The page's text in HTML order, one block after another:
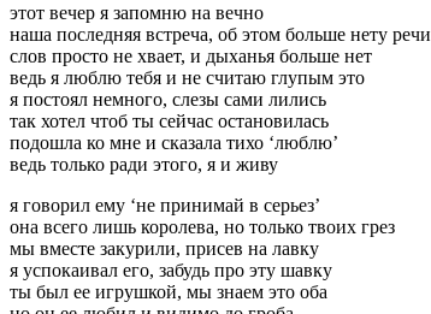
этот вечер я запомню на вечно
наша последняя встреча, об этом больше нету речи
слов просто не хвает, и дыханья больше нет
ведь я люблю тебя и не считаю глупым это
я постоял немного, слезы сами лились
так хотел чтоб ты сейчас остановилась
подошла ко мне и сказала тихо ‘люблю’
ведь только ради этого, я и живу
я говорил ему ‘не принимай в серьез’
она всего лишь королева, но только твоих грез
мы вместе закурили, присев на лавку
я успокаивал его, забудь про эту шавку
ты был ее игрушкой, мы знаем это оба